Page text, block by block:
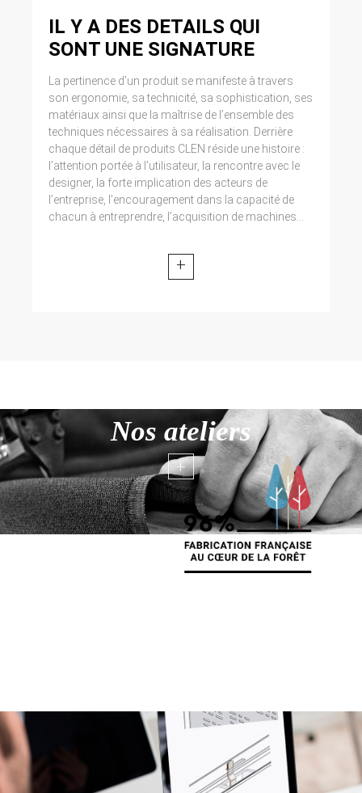
IL Y A DES DETAILS QUI
SONT UNE SIGNATURE
La pertinence d’un produit se manifeste à travers
son ergonomie, sa technicité, sa sophistication, ses
matériaux ainsi que la maîtrise de l’ensemble des
techniques nécessaires à sa réalisation. Derrière
chaque détail de produits CLEN réside une histoire :
l’attention portée à l’utilisateur, la rencontre avec le
designer, la forte implication des acteurs de
l’entreprise, l’encouragement dans la capacité de
chacun à entreprendre, l’acquisition de machines...
+
Nos ateliers
+